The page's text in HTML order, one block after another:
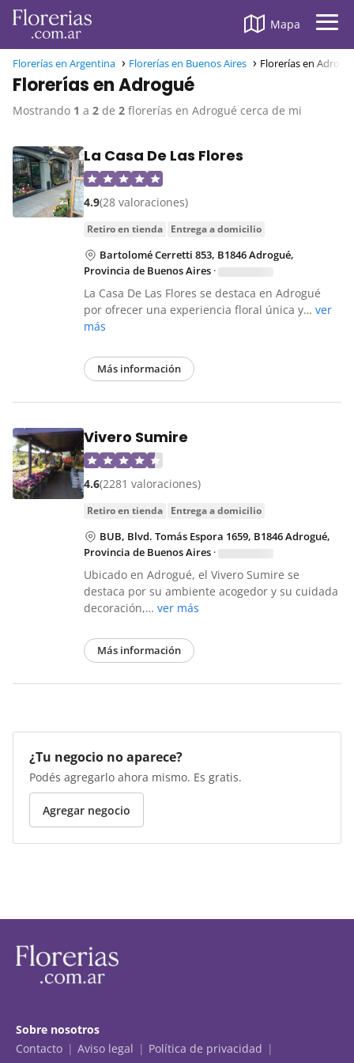
Mapa
Florerías en Argentina Florerías en Buenos Aires Florerías en
Florerías en Adrogué
Mostrando 1 a 2 de 2 florerías en Adrogué cerca de mi
La Casa De Las Flores
4.9(28 valoraciones)
retiro en tienda entrega a domicilio
Bartolomé Cerretti 853, B1846 Adrogué,
Provincia de Buenos Aires ·
La Casa De Las Flores se destaca en Adrogué
por ofrecer una experiencia floral única y… ver
más
Más información
Vivero Sumire
4.6(2281 valoraciones)
retiro en tienda entrega a domicilio
BUB, Blvd. Tomás Espora 1659, B1846 Adrogué,
Provincia de Buenos Aires ·
Ubicado en Adrogué, el Vivero Sumire se
destaca por su ambiente acogedor y su cuidada
decoración,… ver más
Más información
¿Tu negocio no aparece?
Podés agregarlo ahora mismo. Es gratis.
Agregar negocio
Sobre nosotros
Contacto
Aviso legal
Política de privacidad